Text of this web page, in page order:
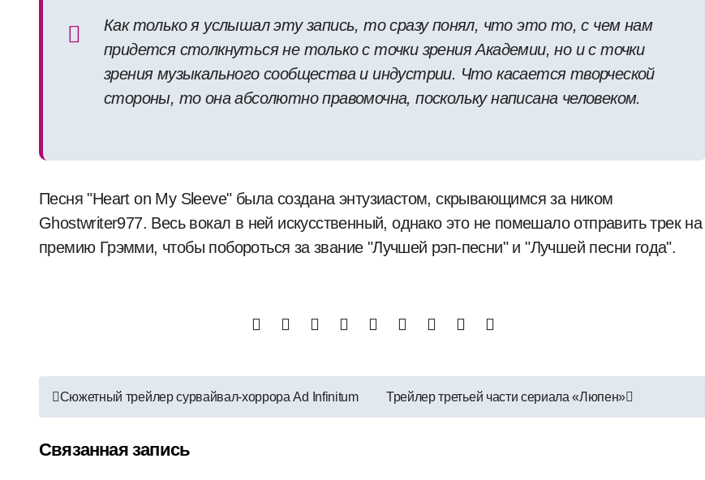
Как только я услышал эту запись, то сразу понял, что это то, с чем нам
придется столкнуться не только с точки зрения Академии, но и с точки
зрения музыкального сообщества и индустрии. Что касается творческой
стороны, то она абсолютно правомочна, поскольку написана человеком.
Песня "Heart on My Sleeve" была создана энтузиастом, скрывающимся за ником
Ghostwriter977. Весь вокал в ней искусственный, однако это не помешало отправить трек на
премию Грэмми, чтобы побороться за звание "Лучшей рэп-песни" и "Лучшей песни года".
Навигация
записям
Сюжетный трейлер сурвайвал-хоррора Ad Infinitum Трейлер третьей части сериала «Люпен»
Связанная запись